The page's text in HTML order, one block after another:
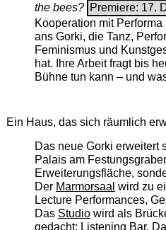
the bees? Premiere: 17.
Kooperation mit
ans Gorki, die Tanz,
Feminismus und
hat. Ihre Arbeit fragt bis
Bühne tun kann – und
Ein Haus, das sich räumlich
Das neue Gorki erweitert
Palais am
Erweiterungsfläche,
Der Marmorsaal wird zu
Lecture Performances,
Das Studiowird als
gedacht: Listening Bar,